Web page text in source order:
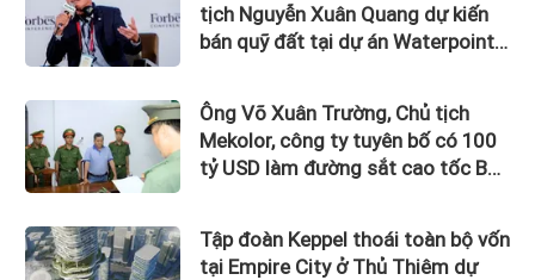
tịch Nguyễn Xuân Quang dự kiến
bán quỹ đất tại dự án Waterpoint,
Ông Võ Xuân Trường, Chủ tịch
Mekolor, công ty tuyên bố có 100
tỷ USD làm đường sắt cao tốc Bắc
Tập đoàn Keppel thoái toàn bộ vốn
tại Empire City ở Thủ Thiêm dự